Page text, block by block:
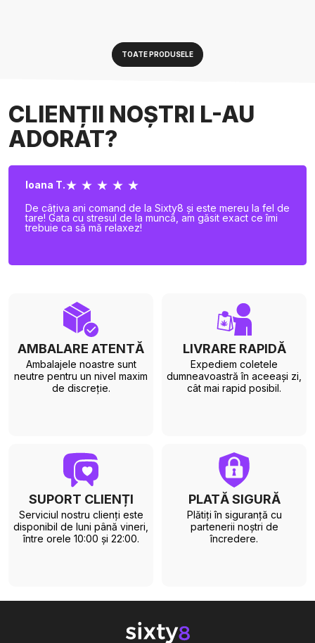
TOATE PRODUSELE
CLIENȚII NOȘTRI L-AU
ADORAT?
Ioana T.★ ★ ★ ★ ★
De câțiva ani comand de la Sixty8 și este mereu la fel de
tare! Gata cu stresul de la muncă, am găsit exact ce îmi
trebuie ca să mă relaxez!
AMBALARE ATENTĂ
Ambalajele noastre sunt
neutre pentru un nivel maxim
de discreție.
LIVRARE RAPIDĂ
Expediem coletele
dumneavoastră în aceeași zi,
cât mai rapid posibil.
SUPORT CLIENȚI
Serviciul nostru clienți este
disponibil de luni până vineri,
între orele 10:00 și 22:00.
PLATĂ SIGURĂ
Plătiți în siguranță cu
partenerii noștri de
încredere.